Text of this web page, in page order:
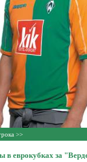
>>
в еврокубках за